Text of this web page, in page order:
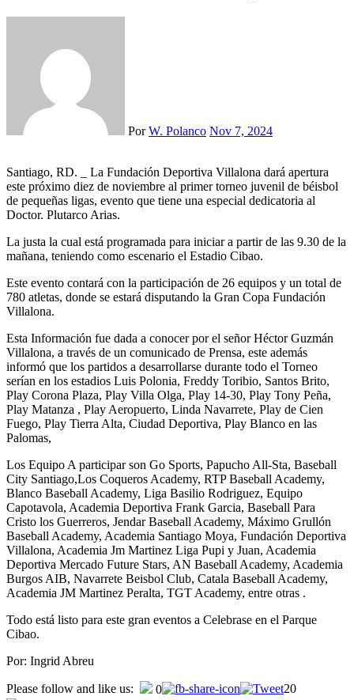
PorW. Polanco Nov 7, 2024
Santiago, RD. _ La Fundación Deportiva Villalona dará apertura
este próximo diez de noviembre al primer torneo juvenil de béisbol
de pequeñas ligas, evento que tiene una especial dedicatoria al
Doctor. Plutarco Arias.
La justa la cual está programada para iniciar a partir de las 9.30 de la
mañana, teniendo como escenario el Estadio Cibao.
Este evento contará con la participación de 26 equipos y un total de
780 atletas, donde se estará disputando la Gran Copa Fundación
Villalona.
Esta Información fue dada a conocer por el señor Héctor Guzmán
Villalona, a través de un comunicado de Prensa, este además
informó que los partidos a desarrollarse durante todo el Torneo
serían en los estadios Luis Polonia, Freddy Toribio, Santos Brito,
Play Corona Plaza, Play Villa Olga, Play 14-30, Play Tony Peña,
Play Matanza , Play Aeropuerto, Linda Navarrete, Play de Cien
Fuego, Play Tierra Alta, Ciudad Deportiva, Play Blanco en las
Palomas,
Los Equipo A participar son Go Sports, Papucho All-Sta, Baseball
City Santiago,Los Coqueros Academy, RTP Baseball Academy,
Blanco Baseball Academy, Liga Basilio Rodriguez, Equipo
Capotavola, Academia Deportiva Frank Garcia, Baseball Para
Cristo los Guerreros, Jendar Baseball Academy, Máximo Grullón
Baseball Academy, Academia Santiago Moya, Fundación Deportiva
Villalona, Academia Jm Martinez Liga Pupi y Juan, Academia
Deportiva Mercado Future Stars, AN Baseball Academy, Academia
Burgos AIB, Navarrete Beisbol Club, Catala Baseball Academy,
Academia JM Martinez Peralta, TGT Academy, entre otras .
Todo está listo para este gran eventos a Celebrase en el Parque
Cibao.
Por: Ingrid Abreu
Please follow and like us: 0
20